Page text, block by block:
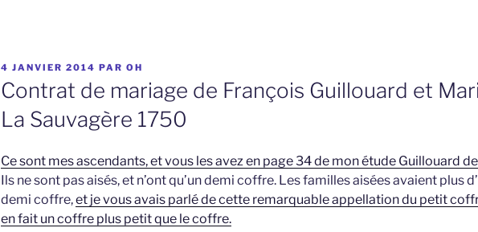
PUBLIÉ
LE
4 JANVIER 2014 PAR OH
Contrat de mariage de François Guillouard et
La Sauvagère 1750
Ce sont mes ascendants, et vous les avez en page 34 de mon étude Guillouard de
Ils ne sont pas aisés, et n’ont qu’un demi coffre. Les familles aisées avaient plus
demi coffre,et je vous avais parlé de cette remarquable appellation du petit
en fait un coffre plus petit que le coffre.